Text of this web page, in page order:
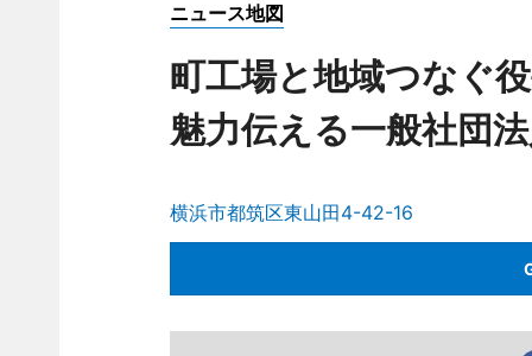
ニュース地図
町工場と地域つなぐ
魅力伝える一般社団
横浜市都筑区東山田4-42-16